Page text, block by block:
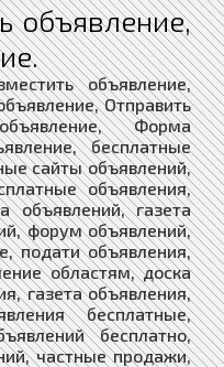
объявление,
объявление,
Отправить
Форма
бесплатные
сайты объявлений,
объявления,
объявлений, газета
форум объявлений,
подати объявления,
областям, доска
газета объявления,
бесплатные,
бесплатно,
частные продажи,